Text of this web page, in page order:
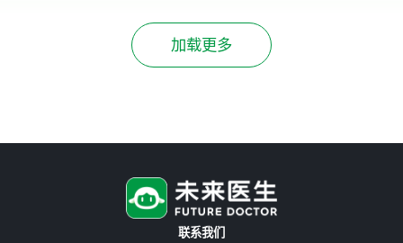
加载更多
联系我们